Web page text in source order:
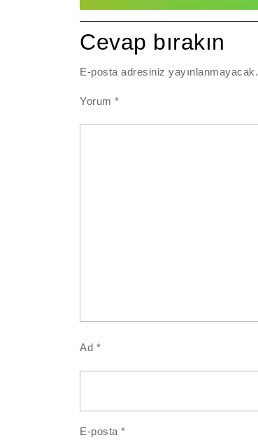
Cevap bırakın
E-posta adresiniz yayınlanmayacak.
Yorum*
Ad *
E-posta*